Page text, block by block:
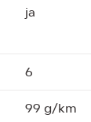
ja
6
99 g/km